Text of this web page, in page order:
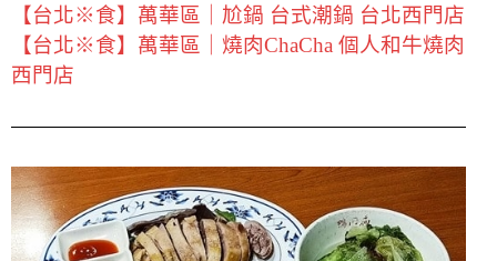
【台北※食】萬華區｜尬鍋 台式潮鍋 台北西門店
【台北※食】萬華區｜燒肉ChaCha 個人和牛燒肉
西門店